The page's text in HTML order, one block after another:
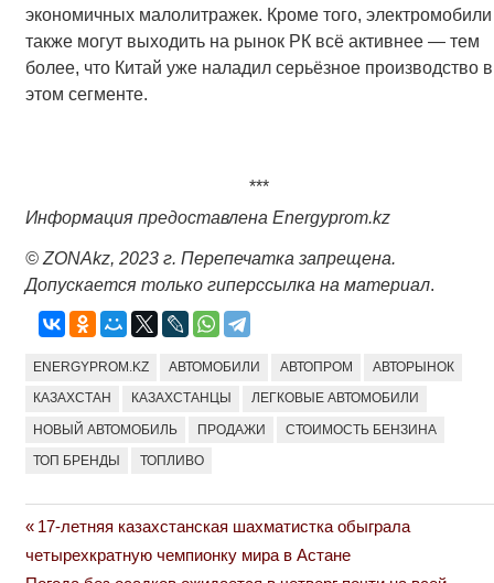
экономичных малолитражек. Кроме того, электромобили
также могут выходить на рынок РК всё активнее — тем
более, что Китай уже наладил серьёзное производство в
этом сегменте.
***
Информация предоставлена Еnergyprom.kz
© ZONAkz, 2023 г. Перепечатка запрещена.
Допускается только гиперссылка на материал.
ENERGYPROM.KZ АВТОМОБИЛИ АВТОПРОМ АВТОРЫНОК
КАЗАХСТАН КАЗАХСТАНЦЫ ЛЕГКОВЫЕ АВТОМОБИЛИ
НОВЫЙ АВТОМОБИЛЬ ПРОДАЖИ СТОИМОСТЬ БЕНЗИНА
ТОП БРЕНДЫ ТОПЛИВО
Навигация
по
Previous
Post:
17-летняя казахстанская шахматистка обыграла
четырехкратную чемпионку мира в Астане